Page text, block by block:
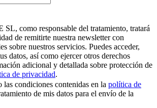
como responsable del tratamiento, tratará
de remitirte nuestra newsletter con
sobre nuestros servicios. Puedes acceder,
datos, así como ejercer otros derechos
adicional y detallada sobre protección de
de privacidad.
las condiciones contenidas en la política de
de mis datos para el envío de la